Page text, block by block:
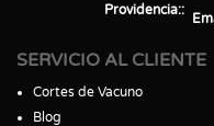
Providencia:
SERVICIO AL CLIENTE
Cortes de Vacuno
Blog